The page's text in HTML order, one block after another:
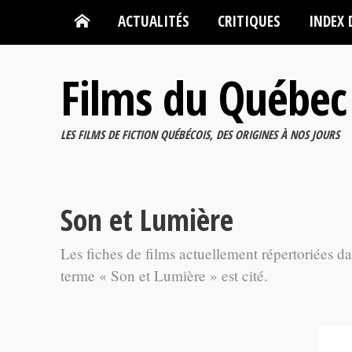
ACTUALITÉS CRITIQUES INDEX
Films du Québec
LES FILMS DE FICTION QUÉBÉCOIS, DES ORIGINES À NOS JOURS
Son et Lumière
Les fiches de films actuellement répertoriées
terme « Son et Lumière » est cité.